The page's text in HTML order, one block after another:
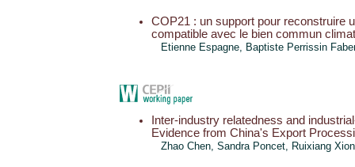
COP21 : un support pour reconstruire
compatible avec le bien commun
Etienne Espagne, Baptiste Perrissin
Inter-industry relatedness and
Evidence from China's Export
Zhao Chen, Sandra Poncet, Ruixiang